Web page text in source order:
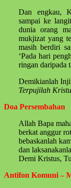
Dan engkau,
sampai ke
dunia orang
mukjizat yang
masih berdiri
‘Pada hari
ringan daripada
Demikianlah
Terpujilah
Doa Persembahan
Allah Bapa
berkat anggur
bebaskanlah
dan
Demi Kristus,
Antifon Komuni –